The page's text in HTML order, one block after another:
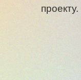
проекту.